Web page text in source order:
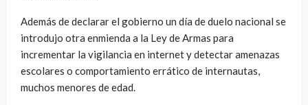
Además de declarar el gobierno un día de duelo nacional se
introdujo otra enmienda a la Ley de Armas para
incrementar la vigilancia en internet y detectar amenazas
escolares o comportamiento errático de internautas,
muchos menores de edad.